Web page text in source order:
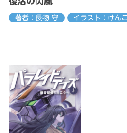
著者：長物 守 イラスト：けんこ